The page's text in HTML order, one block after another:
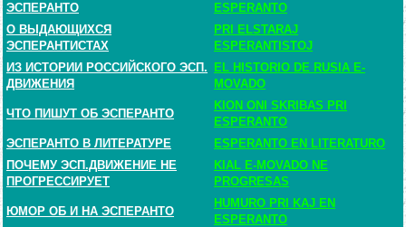
ЭСПЕРАНТО
ESPERANTO
О ВЫДАЮЩИХСЯ
ЭСПЕРАНТИСТАХ
PRI ELSTARAJ
ESPERANTISTOJ
ИЗ ИСТОРИИ РОССИЙСКОГО ЭСП.
ДВИЖЕНИЯ
EL HISTORIO DE RUSIA E-
MOVADO
ЧТО ПИШУТ ОБ ЭСПЕРАНТО
KION ONI SKRIBAS PRI
ESPERANTO
ЭСПЕРАНТО В ЛИТЕРАТУРЕ
ESPERANTO EN LITERATURO
ПОЧЕМУ ЭСП.ДВИЖЕНИЕ НЕ
ПРОГРЕССИРУЕТ
KIAL E-MOVADO NE
PROGRESAS
ЮМОР ОБ И НА ЭСПЕРАНТО
HUMURO PRI KAJ EN
ESPERANTO